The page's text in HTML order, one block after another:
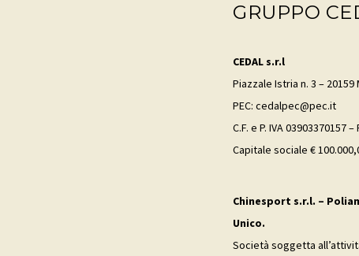
GRUPPO
CEDAL s.r.l
Piazzale Istria n. 3 – 20159
PEC: cedalpec@pec.it
C.F. e P. IVA 03903370157
Capitale sociale €
Chinesport s.r.l. –
Unico.
Società soggetta